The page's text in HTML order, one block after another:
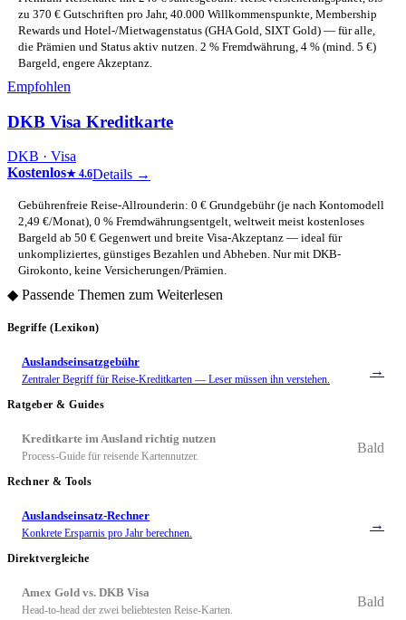
zu 370 € Gutschriften pro Jahr, 40.000 Willkommenspunkte, Membership
Rewards und Hotel-/Mietwagenstatus (GHA Gold, SIXT Gold) — für alle,
die Prämien und Status aktiv nutzen. 2 % Fremdwährung, 4 % (mind. 5 €)
Bargeld, engere Akzeptanz.
Empfohlen
DKB Visa Kreditkarte
DKB · Visa
Kostenlos★ 4.6Details →
Gebührenfreie Reise-Allrounderin: 0 € Grundgebühr (je nach Kontomodell
2,49 €/Monat), 0 % Fremdwährungsentgelt, weltweit meist kostenloses
Bargeld ab 50 € Gegenwert und breite Visa-Akzeptanz — ideal für
unkompliziertes, günstiges Bezahlen und Abheben. Nur mit DKB-
Girokonto, keine Versicherungen/Prämien.
◆ Passende Themen zum Weiterlesen
Begriffe (Lexikon)
Auslandseinsatzgebühr
Zentraler Begriff für Reise-Kreditkarten — Leser müssen ihn verstehen.
→
Ratgeber & Guides
Kreditkarte im Ausland richtig nutzen
Process-Guide für reisende Kartennutzer.
Bald
Rechner & Tools
Auslandseinsatz-Rechner
Konkrete Ersparnis pro Jahr berechnen.
→
Direktvergleiche
Amex Gold vs. DKB Visa
Head-to-head der zwei beliebtesten Reise-Karten.
Bald